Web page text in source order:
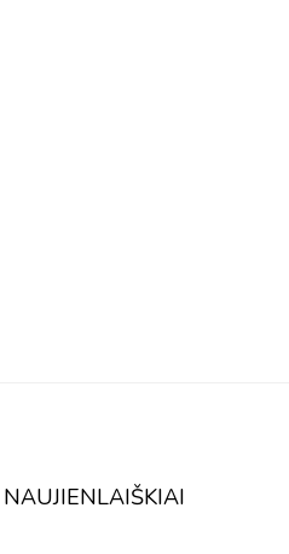
NAUJIENLAIŠKIAI